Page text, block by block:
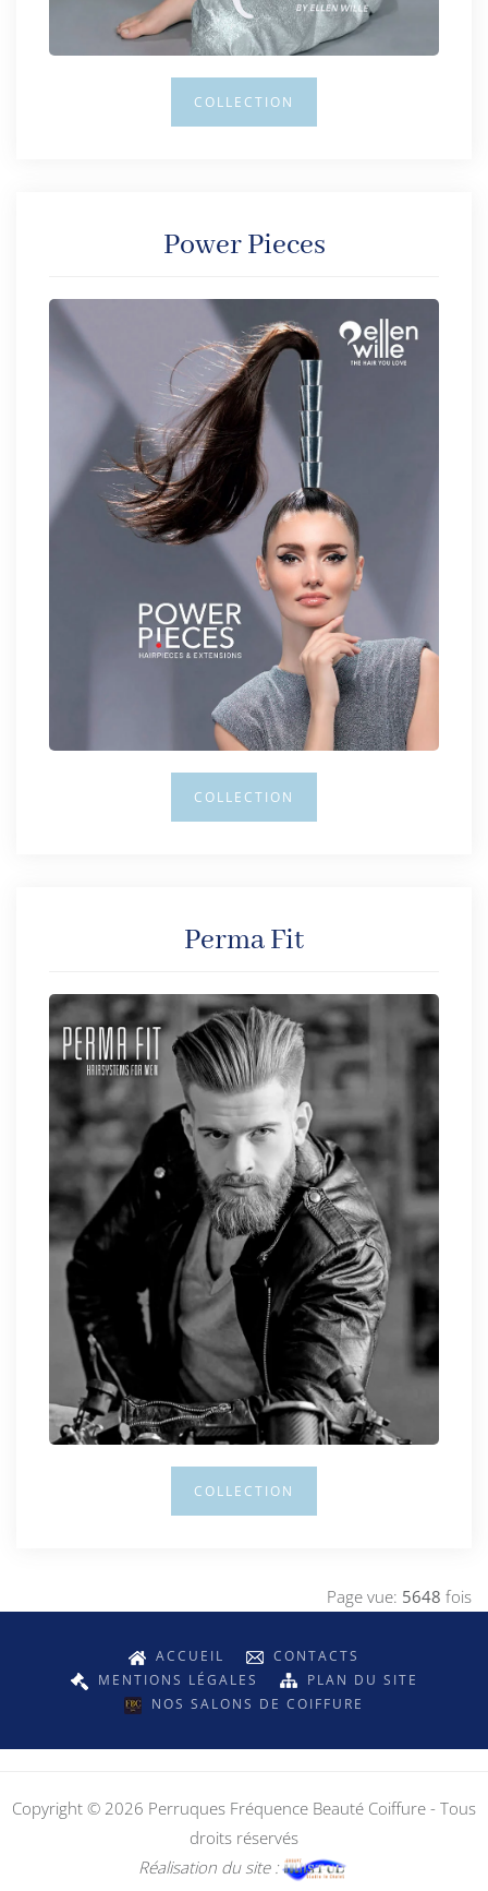
COLLECTION
Power Pieces
COLLECTION
Perma Fit
COLLECTION
Page vue: 5648 fois
ACCUEIL
CONTACTS
MENTIONS LÉGALES
PLAN DU SITE
NOS SALONS DE COIFFURE
Copyright © 2026 Perruques Fréquence Beauté Coiffure - Tous
droits réservés
Réalisation du site :